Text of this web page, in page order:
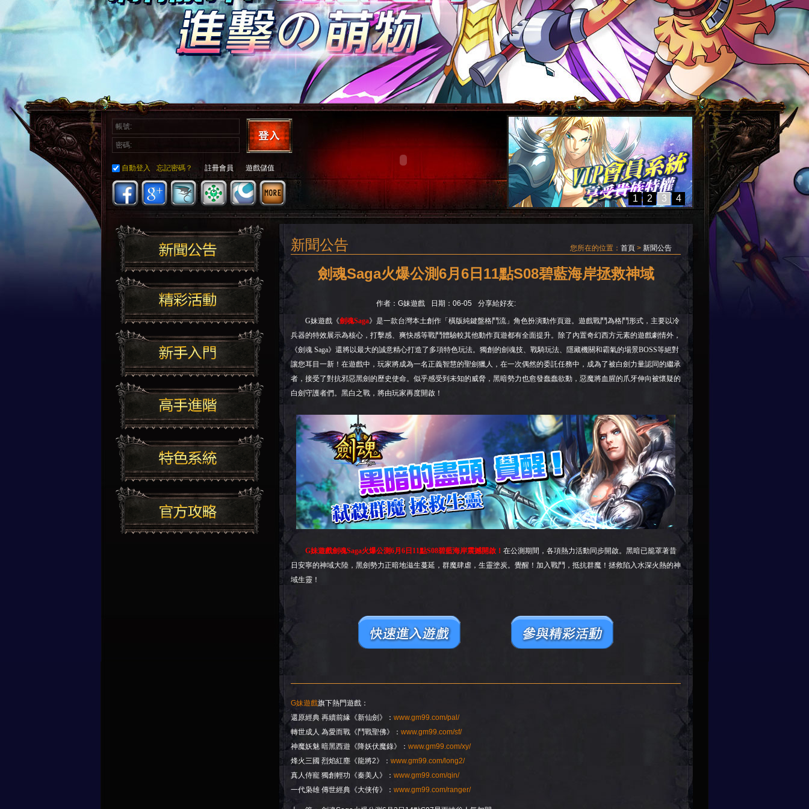
自動登入 忘記密碼？ 註冊會員 遊戲儲值
1 2 3 4
新聞公告 您所在的位置： 首頁 > 新聞公告
劍魂Saga火爆公測6月6日11點S08碧藍海岸拯救神域
作者：G妹遊戲 日期：06-05 分享給好友:
G妹遊戲《劍魂Saga》是一款台灣本土創作「橫版純鍵盤格鬥流」角色扮演動作頁遊。遊戲戰鬥為格鬥形式，主要以冷
兵器的特效展示為核心，打擊感、爽快感等戰鬥體驗較其他動作頁遊都有全面提升。除了內置奇幻西方元素的遊戲劇情外，
《劍魂 Saga》還將以最大的誠意精心打造了多項特色玩法。獨創的劍魂技、戰騎玩法、隱藏機關和霸氣的場景BOSS等絕對
讓您耳目一新！在遊戲中，玩家將成為一名正義智慧的聖劍獵人，在一次偶然的委託任務中，成為了被白劍力量認同的繼承
者，接受了對抗邪惡黑劍的歷史使命。似乎感受到未知的威脅，黑暗勢力也愈發蠢蠢欲動，惡魔將血腥的爪牙伸向被懷疑的
白劍守護者們。黑白之戰，將由玩家再度開啟！
G妹遊戲劍魂Saga火爆公測6月6日11點S08碧藍海岸震撼開啟！ 在公測期間，各項熱力活動同步開啟。黑暗已籠罩著昔
日安寧的神域大陸，黑劍勢力正暗地滋生蔓延，群魔肆虐，生靈塗炭。覺醒！加入戰鬥，抵抗群魔！拯救陷入水深火熱的神
域生靈！
G妹遊戲旗下熱門遊戲：
還原經典 再續前緣《新仙劍》： www.gm99.com/pal/
轉世成人 為愛而戰《鬥戰聖佛》： www.gm99.com/sf/
神魔妖魅 暗黑西遊《降妖伏魔錄》： www.gm99.com/xy/
烽火三國 烈焰紅塵《龍將2》： www.gm99.com/long2/
真人侍寵 獨創輕功《秦美人》： www.gm99.com/qin/
一代枭雄 傳世經典《大侠传》： www.gm99.com/ranger/